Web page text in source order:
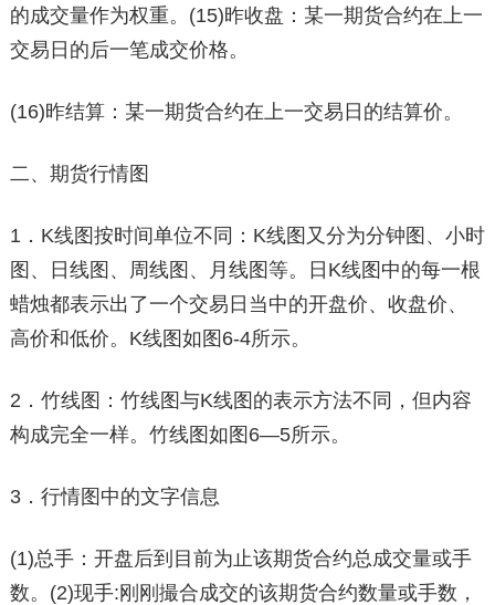
的成交量作为权重。(15)昨收盘：某一期货合约在上一
交易日的后一笔成交价格。
(16)昨结算：某一期货合约在上一交易日的结算价。
二、期货行情图
1．K线图按时间单位不同：K线图又分为分钟图、小时
图、日线图、周线图、月线图等。日K线图中的每一根
蜡烛都表示出了一个交易日当中的开盘价、收盘价、
高价和低价。K线图如图6-4所示。
2．竹线图：竹线图与K线图的表示方法不同，但内容
构成完全一样。竹线图如图6—5所示。
3．行情图中的文字信息
(1)总手：开盘后到目前为止该期货合约总成交量或手
数。(2)现手:刚刚撮合成交的该期货合约数量或手数，